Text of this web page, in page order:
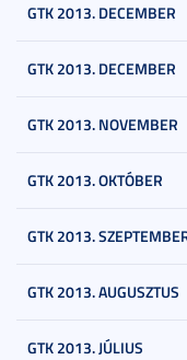
GTK 2013. DECEMBER
GTK 2013. DECEMBER
GTK 2013. NOVEMBER
GTK 2013. OKTÓBER
GTK 2013.
GTK 2013. AUGUSZTUS
GTK 2013. JÚLIUS